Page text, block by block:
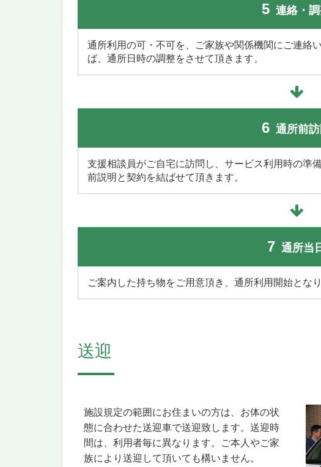
5 連絡・
通所利用の可・不可を、ご家族や関係機関にご連絡
ば、通所日時の調整をさせて頂きます。
6 通所前訪
支援相談員がご自宅に訪問し、サービス利用時の準
前説明と契約を結ばせて頂きます。
7 通所当
ご案内した持ち物をご用意頂き、通所利用開始となり
送迎
施設規定の範囲にお住まいの方は、お体の状
態に合わせた送迎車で送迎致します。送迎時
間は、利用者毎に異なります。ご本人やご家
族により送迎して頂いても構いません。